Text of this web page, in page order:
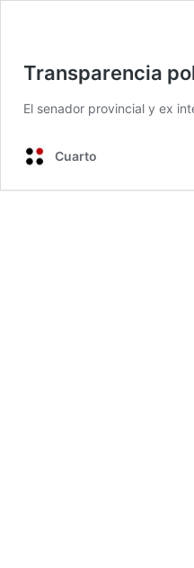
Transparencia
El senador provincial y ex
Cuarto